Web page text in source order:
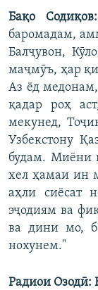
Бақо Содиқов:
баромадам,
Балҷувон,
маҷмӯъ, ҳар
Аз ёд
қадар роҳ
мекунед,
Узбекстону
будам. Миёни
хел ҳамаи ин
аҳли сиёсат
эҷодиям ва
ва дини мо,
нохунем."
Радиои Озодӣ: